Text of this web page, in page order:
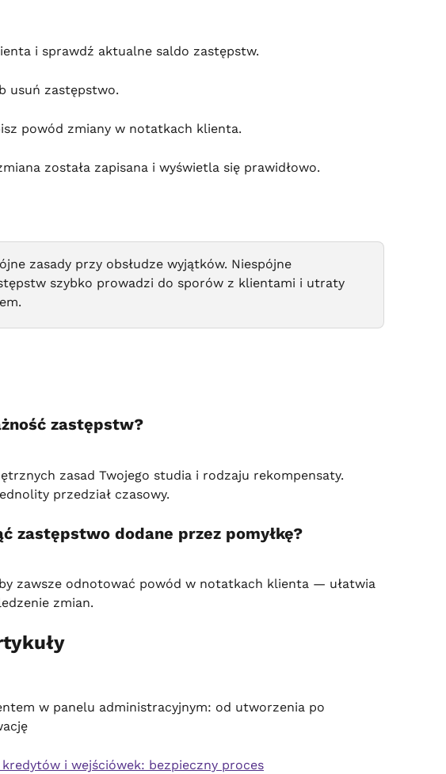
i sprawdź aktualne saldo zastępstw.
usuń zastępstwo.
powód zmiany w notatkach klienta.
została zapisana i wyświetla się prawidłowo.
zasady przy obsłudze wyjątków. Niespójne
szybko prowadzi do sporów z klientami i utraty
zastępstw?
zasad Twojego studia i rodzaju rekompensaty.
przedział czasowy.
zastępstwo dodane przez pomyłkę?
zawsze odnotować powód w notatkach klienta — ułatwia
zmian.
w panelu administracyjnym: od utworzenia po
i wejściówek: bezpieczny proces